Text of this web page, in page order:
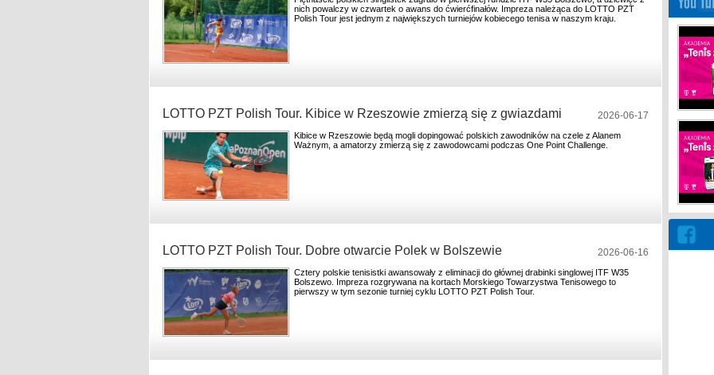
nich powalczy w czwartek o awans do ćwierćfinałów. Impreza należąca do LOTTO PZT
Polish Tour jest jednym z największych turniejów kobiecego tenisa w naszym kraju.
LOTTO PZT Polish Tour. Kibice w Rzeszowie zmierzą się z gwiazdami 2026-06-17
Kibice w Rzeszowie będą mogli dopingować polskich zawodników na czele z Alanem
Ważnym, a amatorzy zmierzą się z zawodowcami podczas One Point Challenge.
LOTTO PZT Polish Tour. Dobre otwarcie Polek w Bolszewie 2026-06-16
Cztery polskie tenisistki awansowały z eliminacji do głównej drabinki singlowej ITF W35
Bolszewo. Impreza rozgrywana na kortach Morskiego Towarzystwa Tenisowego to
pierwszy w tym sezonie turniej cyklu LOTTO PZT Polish Tour.